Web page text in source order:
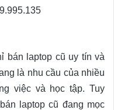
bán laptop cũ uy tín và
là nhu cầu của nhiều
việc và học tập. Tuy
laptop cũ đang mọc